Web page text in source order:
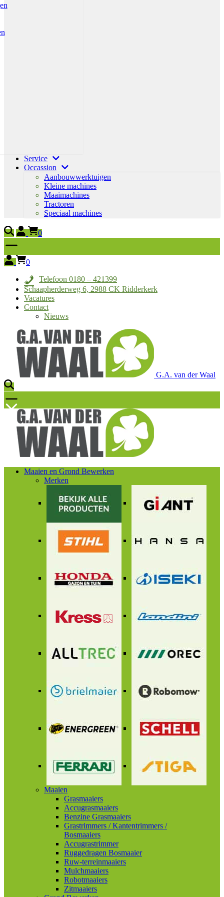
Service
Occassion
Aanbouwwerktuigen
Kleine machines
Maaimachines
Tractoren
Speciaal machines
0
0
Telefoon 0180 – 421399
Schaapherderweg 6, 2988 CK Ridderkerk
Vacatures
Contact
Nieuws
G.A. van der Waal
Maaien en Grond Bewerken
Merken
Maaien
Grasmaaiers
Accugrasmaaiers
Benzine Grasmaaiers
Grastrimmers / Kantentrimmers /
Bosmaaiers
Accugrastrimmer
Ruggedragen Bosmaaier
Ruw-terreinmaaiers
Mulchmaaiers
Robotmaaiers
Zitmaaiers